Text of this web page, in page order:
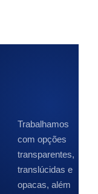
Trabalhamos
com opções
transparentes,
translúcidas e
opacas, além